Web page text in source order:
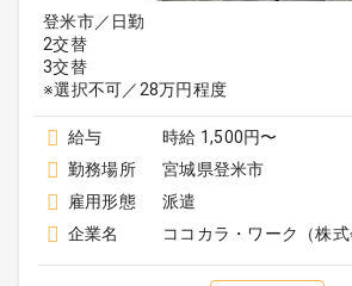
登米市／日勤
2交替
3交替
※選択不可／28万円程度
給与
時給 1,500円〜
勤務場所
宮城県登米市
雇用形態
派遣
企業名
ココカラ・ワーク（株